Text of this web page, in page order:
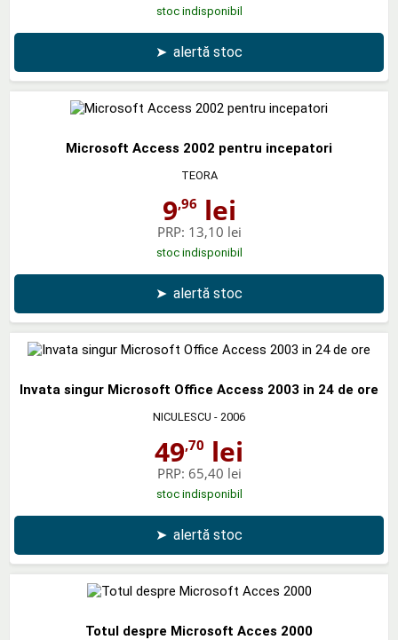
stoc indisponibil
➤ alertă stoc
Microsoft Access 2002 pentru incepatori
TEORA
9,96 lei
PRP: 13,10 lei
stoc indisponibil
➤ alertă stoc
Invata singur Microsoft Office Access 2003 in 24 de ore
NICULESCU - 2006
49,70 lei
PRP: 65,40 lei
stoc indisponibil
➤ alertă stoc
Totul despre Microsoft Acces 2000